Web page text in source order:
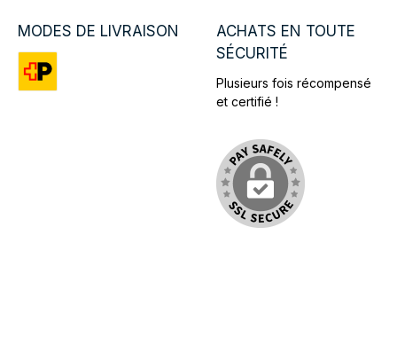
MODES DE LIVRAISON
ACHATS EN TOUTE
SÉCURITÉ
Plusieurs fois récompensé
et certifié !